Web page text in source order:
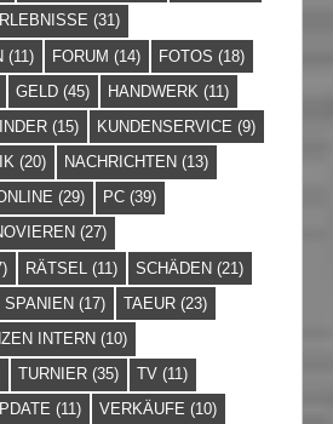
(31)
(11) FORUM (14) FOTOS (18)
GELD (45) HANDWERK (11)
(15) KUNDENSERVICE (9)
(20) NACHRICHTEN (13)
(29) PC (39)
(27)
RÄTSEL (11) SCHÄDEN (21)
SPANIEN (17) TAEUR (23)
INTERN (10)
TURNIER (35) TV (11)
(11) VERKÄUFE (10)